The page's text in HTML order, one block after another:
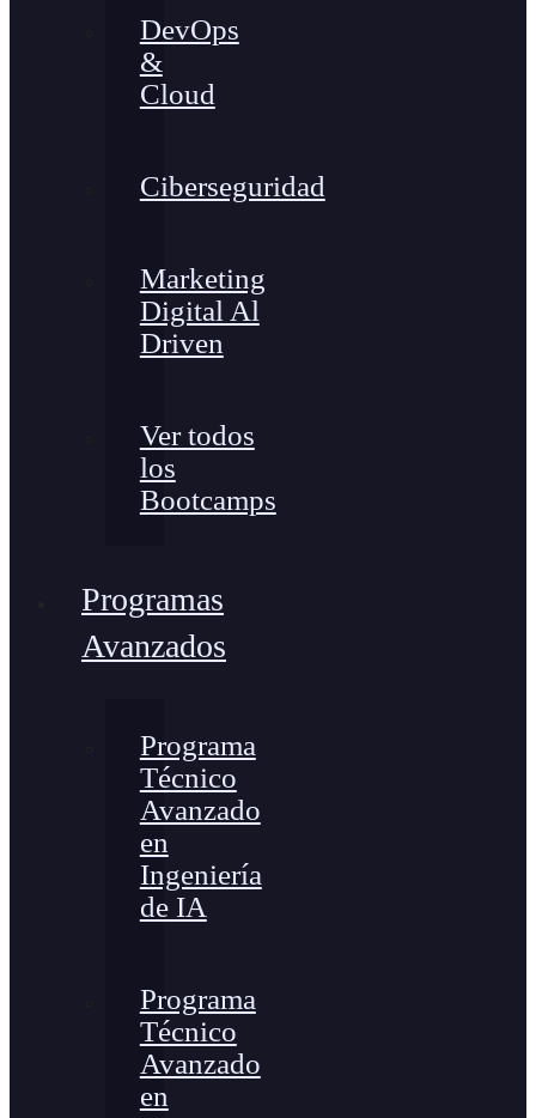
DevOps
&
Cloud
Ciberseguridad
Marketing
Digital Al
Driven
Ver todos
los
Bootcamps
Programas
Avanzados
Programa
Técnico
Avanzado
en
Ingeniería
de IA
Programa
Técnico
Avanzado
en